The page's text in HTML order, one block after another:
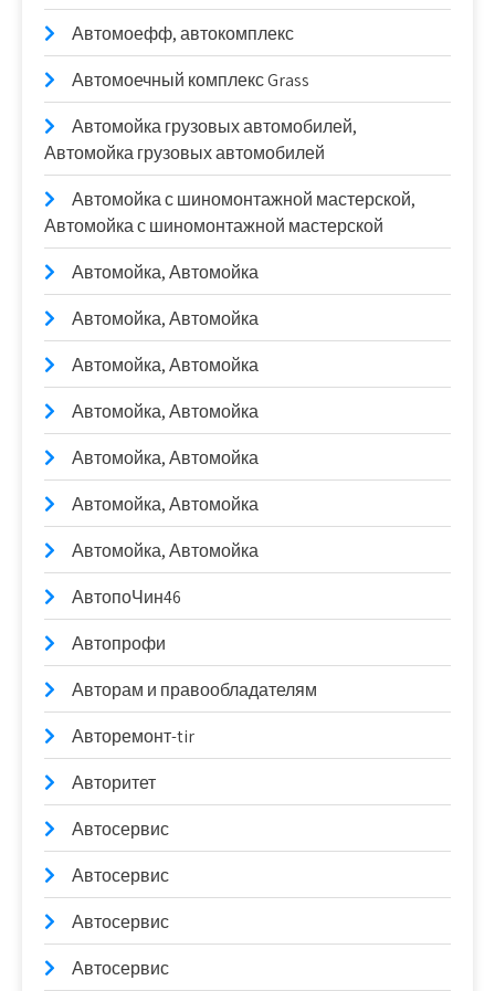
Автомоефф, автокомплекс
Автомоечный комплекс Grass
Автомойка грузовых автомобилей,
Автомойка грузовых автомобилей
Автомойка с шиномонтажной мастерской,
Автомойка с шиномонтажной мастерской
Автомойка, Автомойка
Автомойка, Автомойка
Автомойка, Автомойка
Автомойка, Автомойка
Автомойка, Автомойка
Автомойка, Автомойка
Автомойка, Автомойка
АвтопоЧин46
Автопрофи
Авторам и правообладателям
Авторемонт-tir
Авторитет
Автосервис
Автосервис
Автосервис
Автосервис